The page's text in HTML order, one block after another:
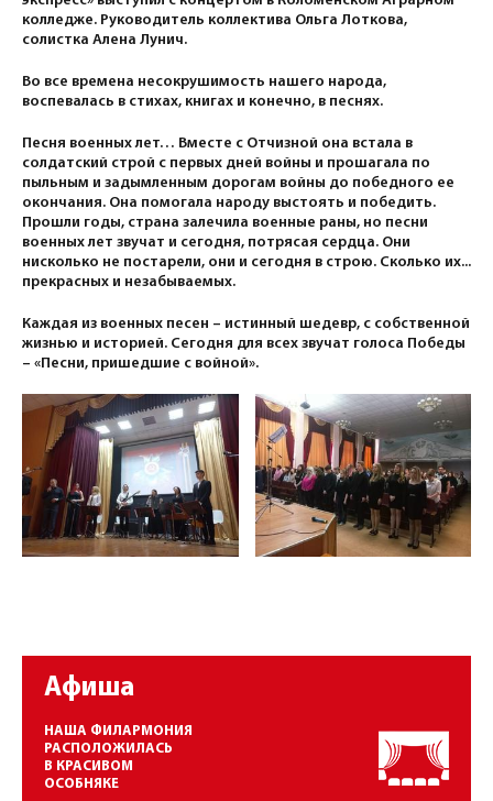
колледже. Руководитель коллектива Ольга Лоткова,
солистка Алена Лунич.
Во все времена несокрушимость нашего народа,
воспевалась в стихах, книгах и конечно, в песнях.
Песня военных лет… Вместе с Отчизной она встала в
солдатский строй с первых дней войны и прошагала по
пыльным и задымленным дорогам войны до победного ее
окончания. Она помогала народу выстоять и победить.
Прошли годы, страна залечила военные раны, но песни
военных лет звучат и сегодня, потрясая сердца. Они
нисколько не постарели, они и сегодня в строю. Сколько их...
прекрасных и незабываемых.
Каждая из военных песен – истинный шедевр, с собственной
жизнью и историей. Сегодня для всех звучат голоса Победы
– «Песни, пришедшие с войной».
Афиша
НАША ФИЛАРМОНИЯ
РАСПОЛОЖИЛАСЬ
В КРАСИВОМ
ОСОБНЯКЕ